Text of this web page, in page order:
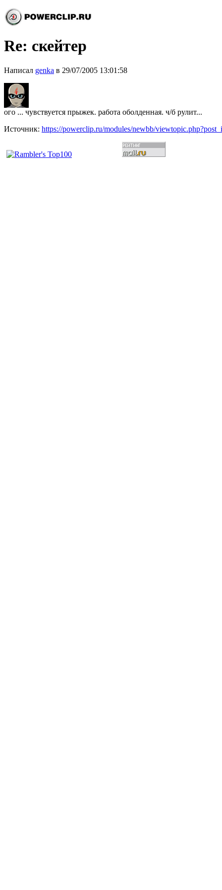
Re: скейтер
Написал genka в 29/07/2005 13:01:58
ого ... чувствуется прыжек. работа оболденная. ч/б рулит...
Источник: https://powerclip.ru/modules/newbb/